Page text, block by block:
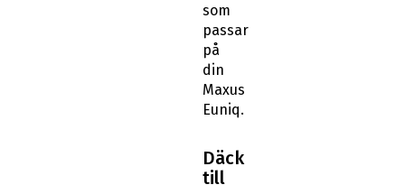
som
passar
på
din
Maxus
Euniq.
Däck
till